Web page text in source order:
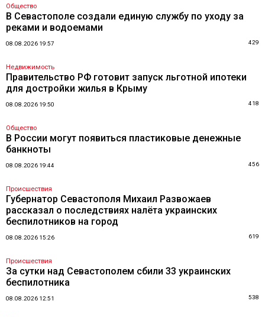
Общество
В Севастополе создали единую службу по уходу за
реками и водоемами
08.08.2026 19:57 429
Недвижимость
Правительство РФ готовит запуск льготной ипотеки
для достройки жилья в Крыму
08.08.2026 19:50 418
Общество
В России могут появиться пластиковые денежные
банкноты
08.08.2026 19:44 456
Происшествия
Губернатор Севастополя Михаил Развожаев
рассказал о последствиях налёта украинских
беспилотников на город
08.08.2026 15:26 619
Происшествия
За сутки над Севастополем сбили 33 украинских
беспилотника
08.08.2026 12:51 538